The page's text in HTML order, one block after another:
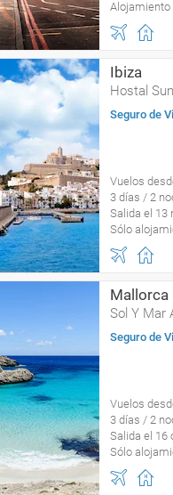
Alojamiento
Ibiza
Hostal
Seguro de
Vuelos
3 días / 2
Salida el 13
Sólo
Mallorca
Sol Y Mar
Seguro de
Vuelos
3 días / 2
Salida el 16
Sólo